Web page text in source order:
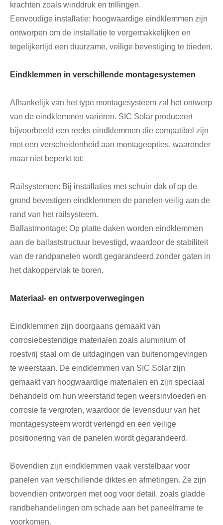
krachten zoals winddruk en trillingen.
Eenvoudige installatie: hoogwaardige eindklemmen zijn
ontworpen om de installatie te vergemakkelijken en
tegelijkertijd een duurzame, veilige bevestiging te bieden.
Eindklemmen in verschillende montagesystemen
Afhankelijk van het type montagesysteem zal het ontwerp
van de eindklemmen variëren. SIC Solar produceert
bijvoorbeeld een reeks eindklemmen die compatibel zijn
met een verscheidenheid aan montageopties, waaronder
maar niet beperkt tot:
Railsystemen: Bij installaties met schuin dak of op de
grond bevestigen eindklemmen de panelen veilig aan de
rand van het railsysteem.
Ballastmontage: Op platte daken worden eindklemmen
aan de ballaststructuur bevestigd, waardoor de stabiliteit
van de randpanelen wordt gegarandeerd zonder gaten in
het dakoppervlak te boren.
Materiaal- en ontwerpoverwegingen
Eindklemmen zijn doorgaans gemaakt van
corrosiebestendige materialen zoals aluminium of
roestvrij staal om de uitdagingen van buitenomgevingen
te weerstaan. De eindklemmen van SIC Solar zijn
gemaakt van hoogwaardige materialen en zijn speciaal
behandeld om hun weerstand tegen weersinvloeden en
corrosie te vergroten, waardoor de levensduur van het
montagesysteem wordt verlengd en een veilige
positionering van de panelen wordt gegarandeerd.
Bovendien zijn eindklemmen vaak verstelbaar voor
panelen van verschillende diktes en afmetingen. Ze zijn
bovendien ontworpen met oog voor detail, zoals gladde
randbehandelingen om schade aan het paneelframe te
voorkomen.